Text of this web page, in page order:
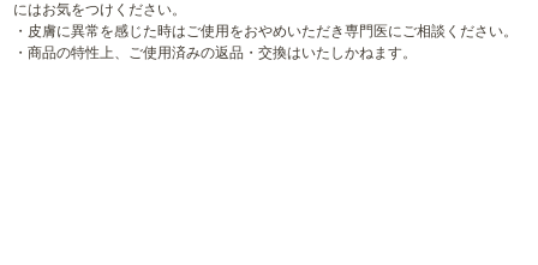
にはお気をつけください。
・皮膚に異常を感じた時はご使用をおやめいただき専門医にご相談ください。
・商品の特性上、ご使用済みの返品・交換はいたしかねます。